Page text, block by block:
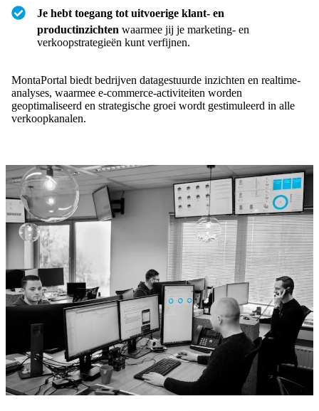
Je hebt toegang tot uitvoerige klant- en
productinzichten waarmee jij je marketing- en
verkoopstrategieën kunt verfijnen.
MontaPortal biedt bedrijven datagestuurde inzichten en realtime-
analyses, waarmee e-commerce-activiteiten worden
geoptimaliseerd en strategische groei wordt gestimuleerd in alle
verkoopkanalen.